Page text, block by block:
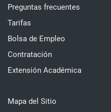
Preguntas frecuentes
Tarifas
Bolsa de Empleo
Contratación
Extensión Académica
Mapa del Sitio